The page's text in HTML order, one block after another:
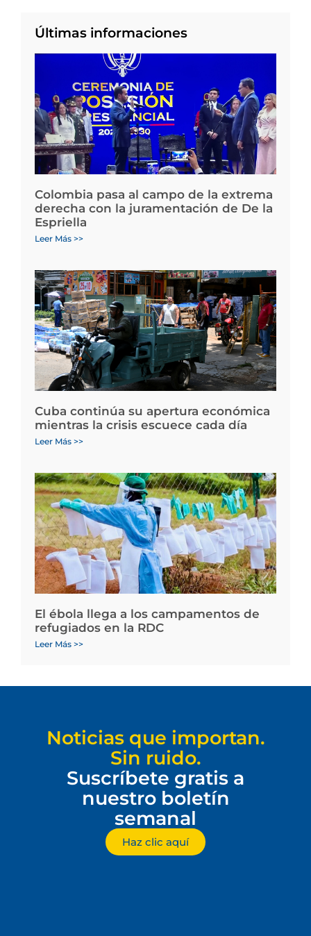
Últimas informaciones
Colombia pasa al campo de la extrema
derecha con la juramentación de De la
Espriella
Leer Más >>
Cuba continúa su apertura económica
mientras la crisis escuece cada día
Leer Más >>
El ébola llega a los campamentos de
refugiados en la RDC
Leer Más >>
Noticias que importan.
Sin ruido.
Suscríbete gratis a
nuestro boletín
semanal
Haz clic aquí